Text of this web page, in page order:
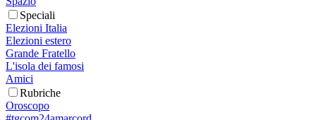
Speciali
Elezioni Italia
Elezioni estero
Grande Fratello
L'isola dei famosi
Amici
Rubriche
Oroscopo